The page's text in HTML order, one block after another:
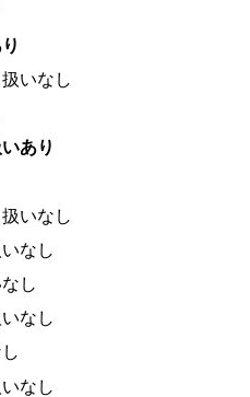
いなし
あり
いなし
なし
し
なし
なし